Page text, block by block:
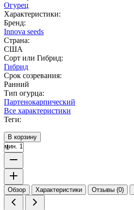
Огурец
Характеристики:
Бренд:
Innova seeds
Страна:
США
Сорт или Гибрид:
Гибрид
Срок созревания:
Ранний
Тип огурца:
Партенокарпический
Все характеристики
Теги:
В корзину
мин. 1
Обзор Характеристики Отзывы (0)